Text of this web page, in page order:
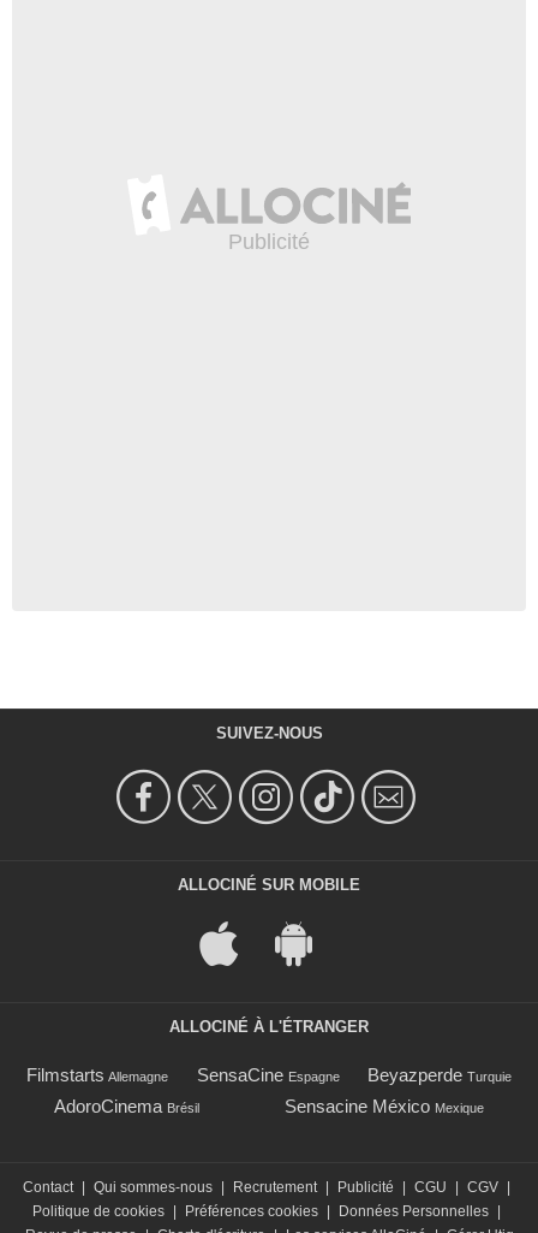
SUIVEZ-NOUS
ALLOCINÉ SUR MOBILE
ALLOCINÉ À L'ÉTRANGER
Filmstarts Allemagne SensaCine Espagne Beyazperde Turquie
AdoroCinema Brésil Sensacine México Mexique
Contact Qui sommes-nous Recrutement Publicité CGU CGV
Politique de cookies
Préférences cookies Données Personnelles